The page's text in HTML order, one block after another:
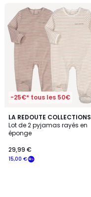
-25€* tous les 50€
LA REDOUTE COLLECTIONS
Lot de 2 pyjamas rayés en
éponge
15,00 €
29,99 €